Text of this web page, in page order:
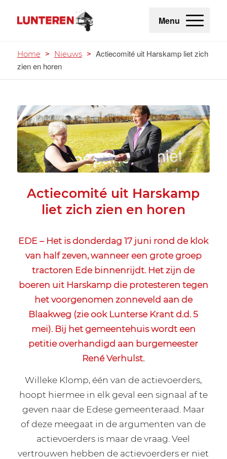
Menu
Home > Nieuws > Actiecomité uit Harskamp liet zich
zien en horen
Actiecomité uit Harskamp
liet zich zien en horen
EDE – Het is donderdag 17 juni rond de klok
van half zeven, wanneer een grote groep
tractoren Ede binnenrijdt. Het zijn de
boeren uit Harskamp die protesteren tegen
het voorgenomen zonneveld aan de
Blaakweg (zie ook Lunterse Krant d.d. 5
mei). Bij het gemeentehuis wordt een
petitie overhandigd aan burgemeester
René Verhulst.
Willeke Klomp, één van de actievoerders,
hoopt hiermee in elk geval een signaal af te
geven naar de Edese gemeenteraad. Maar
of deze meegaat in de argumenten van de
actievoerders is maar de vraag. Veel
vertrouwen hebben de actievoerders er niet